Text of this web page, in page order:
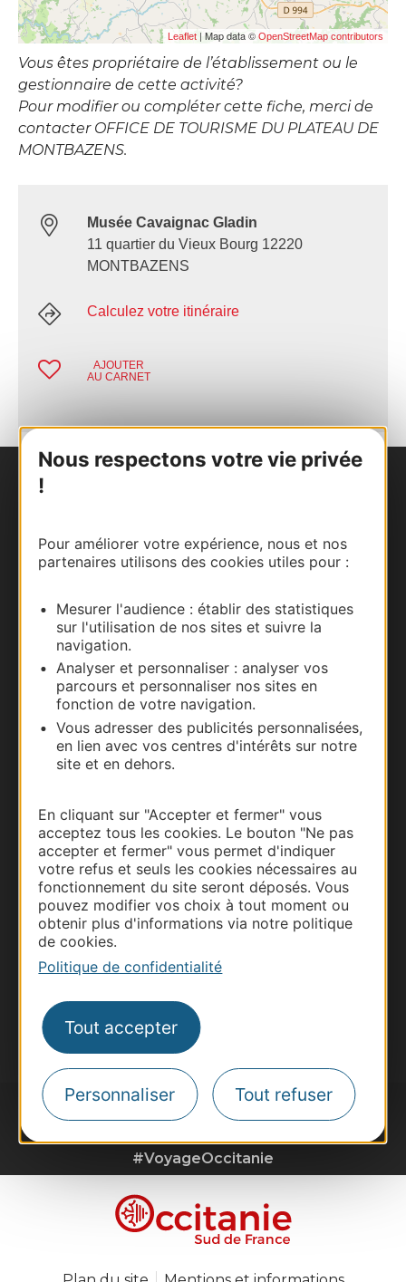
Nous respectons votre vie privée
!
Pour améliorer votre expérience, nous et nos
partenaires utilisons des cookies utiles pour :
Mesurer l'audience : établir des statistiques
sur l'utilisation de nos sites et suivre la
navigation.
Analyser et personnaliser : analyser vos
parcours et personnaliser nos sites en
fonction de votre navigation.
Vous adresser des publicités personnalisées,
en lien avec vos centres d'intérêts sur notre
site et en dehors.
En cliquant sur "Accepter et fermer" vous
acceptez tous les cookies. Le bouton "Ne pas
accepter et fermer" vous permet d'indiquer
votre refus et seuls les cookies nécessaires au
fonctionnement du site seront déposés. Vous
pouvez modifier vos choix à tout moment ou
obtenir plus d'informations via notre politique
de cookies.
Politique de confidentialité
Tout accepter
Personnaliser Tout refuser
Leaflet | Map data © OpenStreetMap contributors
Vous êtes propriétaire de l’établissement ou le
gestionnaire de cette activité?
Pour modifier ou compléter cette fiche, merci de
contacter OFFICE DE TOURISME DU PLATEAU DE
MONTBAZENS.
Musée Cavaignac Gladin
11 quartier du Vieux Bourg 12220
MONTBAZENS
Calculez votre itinéraire
AJOUTER
AU CARNET
Carte interactive
Business/Mice
Pros d'Occitanie
Site presse et d'influence
Voyagistes
Destination Sport
Inscrivez-vous à la lettre d'information
Destination Occitanie pour recevoir des
Je m'abonne
#VoyageOccitanie